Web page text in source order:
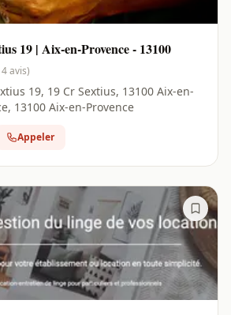
19 | Aix-en-Provence - 13100
avis)
19, 19 Cr Sextius, 13100 Aix-en-
13100 Aix-en-Provence
Appeler